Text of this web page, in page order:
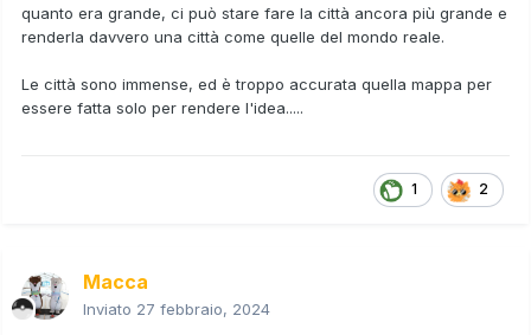
quanto era grande, ci può stare fare la città ancora più grande e
renderla davvero una città come quelle del mondo reale.
Le città sono immense, ed è troppo accurata quella mappa per
essere fatta solo per rendere l'idea.....
1 2
Macca
Inviato 27 febbraio, 2024